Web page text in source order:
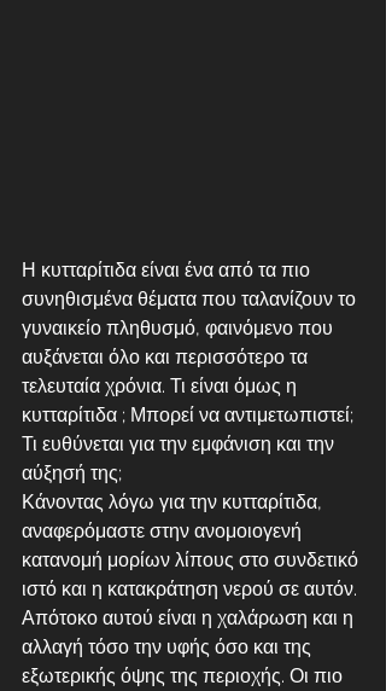
Η κυτταρίτιδα είναι ένα από τα πιο
συνηθισμένα θέματα που ταλανίζουν το
γυναικείο πληθυσμό, φαινόμενο που
αυξάνεται όλο και περισσότερο τα
τελευταία χρόνια. Τι είναι όμως η
κυτταρίτιδα ; Μπορεί να αντιμετωπιστεί;
Τι ευθύνεται για την εμφάνιση και την
αύξησή της;
Κάνοντας λόγω για την κυτταρίτιδα,
αναφερόμαστε στην ανομοιογενή
κατανομή μορίων λίπους στο συνδετικό
ιστό και η κατακράτηση νερού σε αυτόν.
Απότοκο αυτού είναι η χαλάρωση και η
αλλαγή τόσο την υφής όσο και της
εξωτερικής όψης της περιοχής. Οι πιο